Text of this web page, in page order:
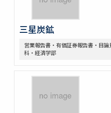
三星炭鉱
営業報告書・有価証券報告書・目
科・経済学部